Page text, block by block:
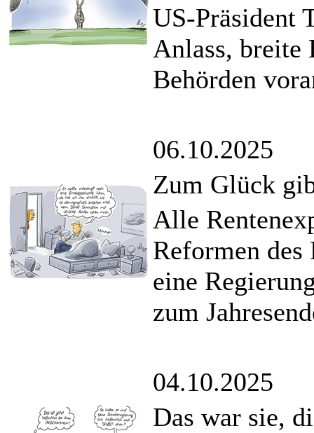
US-Präsident
Anlass, breite
Behörden
06.10.2025
Zum Glück
Alle
Reformen
eine
zum
04.10.2025
Das war sie,